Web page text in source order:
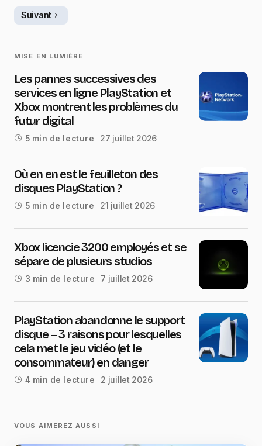
Suivant
MISE EN LUMIÈRE
Les pannes successives des
services en ligne PlayStation et
Xbox montrent les problèmes du
futur digital
5 min de lecture 27 juillet 2026
Où en en est le feuilleton des
disques PlayStation ?
5 min de lecture 21 juillet 2026
Xbox licencie 3200 employés et se
sépare de plusieurs studios
3 min de lecture 7 juillet 2026
PlayStation abandonne le support
disque – 3 raisons pour lesquelles
cela met le jeu vidéo (et le
consommateur) en danger
4 min de lecture 2 juillet 2026
VOUS AIMEREZ AUSSI